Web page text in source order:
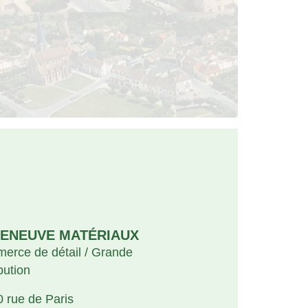
MATÉRIAUX
de détail / Grande
rue de Paris